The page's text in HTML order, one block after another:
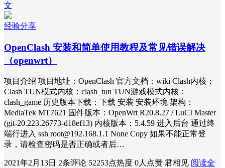
文
经验分享
OpenClash 安装和简单使用教程及常见错误解决
（openwrt）
项目介绍 项目地址：OpenClash 官方文档：wiki Clash内核：
Clash TUN模式内核：clash_tun TUN游戏模式内核：
clash_game 历史版本下载：下载 安装 安装环境 架构：
MediaTek MT7621 固件版本：OpenWrt R20.8.27 / LuCI Master
(git-20.223.26773-d18ef13) 内核版本：5.4.59 进入后台 通过终
端行进入 ssh root@192.168.1.1 None Copy 如果不能正常登
录，请检查密码是否正确或者后…
2021年2月13日 2条评论 52253点热度 0人点赞 君相见 阅读全